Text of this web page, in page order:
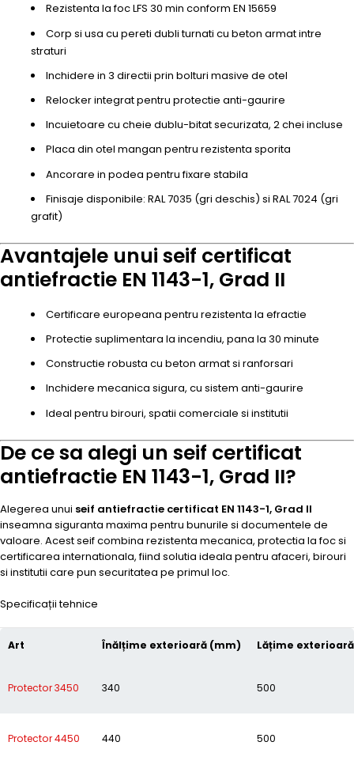
Rezistenta la foc LFS 30 min conform EN 15659
Corp si usa cu pereti dubli turnati cu beton armat intre
straturi
Inchidere in 3 directii prin bolturi masive de otel
Relocker integrat pentru protectie anti-gaurire
Incuietoare cu cheie dublu-bitat securizata, 2 chei incluse
Placa din otel mangan pentru rezistenta sporita
Ancorare in podea pentru fixare stabila
Finisaje disponibile: RAL 7035 (gri deschis) si RAL 7024 (gri
grafit)
Avantajele unui seif certificat
antiefractie EN 1143-1, Grad II
Certificare europeana pentru rezistenta la efractie
Protectie suplimentara la incendiu, pana la 30 minute
Constructie robusta cu beton armat si ranforsari
Inchidere mecanica sigura, cu sistem anti-gaurire
Ideal pentru birouri, spatii comerciale si institutii
De ce sa alegi un seif certificat
antiefractie EN 1143-1, Grad II?
Alegerea unui seif antiefractie certificat EN 1143-1, Grad II
inseamna siguranta maxima pentru bunurile si documentele de
valoare. Acest seif combina rezistenta mecanica, protectia la foc si
certificarea internationala, fiind solutia ideala pentru afaceri, birouri
si institutii care pun securitatea pe primul loc.
Specificații tehnice
Art Înălțime exterioară (mm) Lățime
Protector 3450 340 500
Protector 4450 440 500